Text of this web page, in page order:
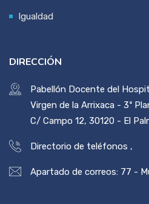
Igualdad
DIRECCIÓN
Pabellón Docente del
Virgen de la Arrixaca - 3ª
C/ Campo 12, 30120 - El
Directorio de teléfonos ,
Apartado de correos: 77 -